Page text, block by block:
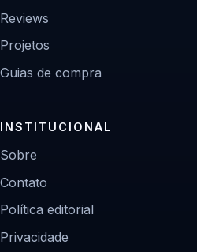
Reviews
Projetos
Guias de compra
INSTITUCIONAL
Sobre
Contato
Política editorial
Privacidade